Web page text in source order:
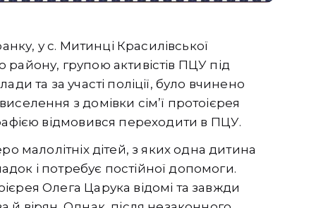
у с. Митинці Красилівської
групою активістів ПЦУ під
та за участі поліції, було вчинено
з домівки сім’ї протоієрея
відмовився переходити в ПЦУ.
малолітніх дітей, з яких одна дитина
і потребує постійної допомоги.
Олега Царука відомі та завжди